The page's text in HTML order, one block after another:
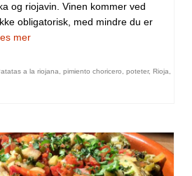
og riojavin. Vinen kommer ved
obligatorisk, med mindre du er
mer
a la riojana, pimiento choricero, poteter, Rioja,